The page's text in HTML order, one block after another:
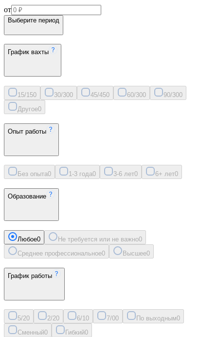
от
Выберите период
График вахты
15/150 30/300 45/450 60/300 90/300
Другое0
Опыт работы
Без опыта0 1-3 года0 3-6 лет0 6+ лет0
Образование
Любое0 Не требуется или не важно0
Среднее профессиональное0 Высшее0
График работы
5/20 2/20 6/10 7/00 По выходным0
Сменный0 Гибкий0